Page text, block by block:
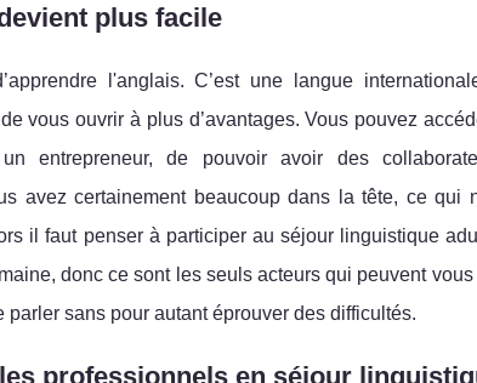
plus facile
l'anglais. C’est une langue
vous ouvrir à plus d’avantages. Vous pouvez
entrepreneur, de pouvoir avoir des
avez certainement beaucoup dans la tête, ce qui
il faut penser à participer au séjour linguistique
donc ce sont les seuls acteurs qui peuvent
sans pour autant éprouver des difficultés.
professionnels en séjour